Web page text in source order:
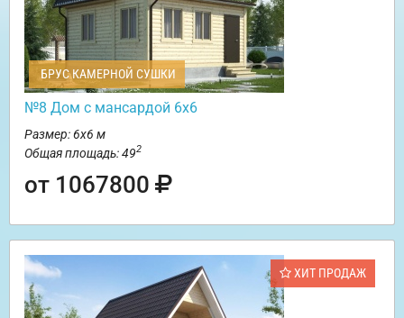
БРУС КАМЕРНОЙ СУШКИ
№8 Дом с мансардой 6х6
Размер: 6х6 м
Общая площадь: 492
от 1067800
ХИТ ПРОДАЖ